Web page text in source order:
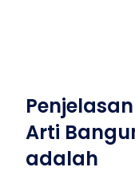
Arti
adalah